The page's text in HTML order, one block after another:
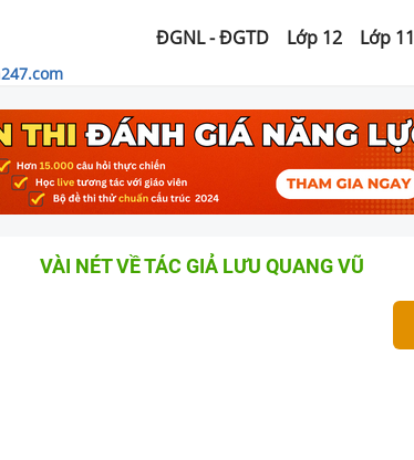
ĐGNL - ĐGTD Lớp 12 Lớp 11
VÀI NÉT VỀ TÁC GIẢ LƯU QUANG VŨ